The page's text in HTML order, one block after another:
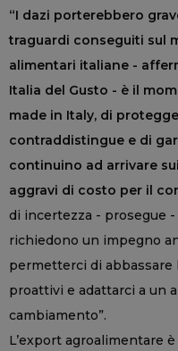
“I dazi porterebbero
traguardi conseguiti sul
alimentari italiane -
Italia del Gusto - è il
made in Italy, di
contraddistingue e di
continuino ad arrivare
aggravi di costo per il
di incertezza - prosegue
richiedono un impegno
permetterci di abbassare
proattivi e adattarci a un
cambiamento”.
L’export agroalimentare